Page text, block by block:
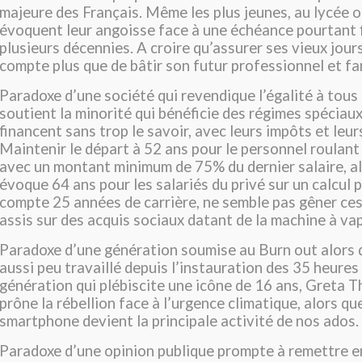
majeure des Français. Même les plus jeunes, au lycée
évoquent leur angoisse face à une échéance pourtant
plusieurs décennies. A croire qu’assurer ses vieux
compte plus que de bâtir son futur professionnel et
Paradoxe d’une société qui revendique l’égalité à
soutient la minorité qui bénéficie des régimes
financent sans trop le savoir, avec leurs impôts et
Maintenir le départ à 52 ans pour le personnel roulant
avec un montant minimum de 75% du dernier salaire,
évoque 64 ans pour les salariés du privé sur un calcul
compte 25 années de carrière, ne semble pas gêner
assis sur des acquis sociaux datant de la machine à
Paradoxe d’une génération soumise au Burn out alors
aussi peu travaillé depuis l’instauration des 35 heures
génération qui plébiscite une icône de 16 ans, Greta
prône la rébellion face à l’urgence climatique, alors
smartphone devient la principale activité de nos ados.
Paradoxe d’une opinion publique prompte à remettre